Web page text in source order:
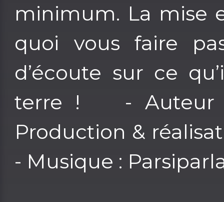
minimum. La mise
quoi vous faire
d’écoute sur ce
terre ! - Auteur :
Production &
- Musique :